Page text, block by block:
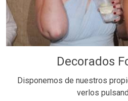
Decorados
Disponemos de nuestros
verlos